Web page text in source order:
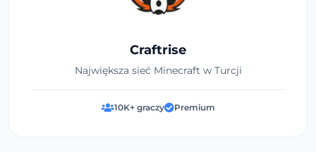
Craftrise
Największa sieć Minecraft w Turcji
10K+ graczy Premium